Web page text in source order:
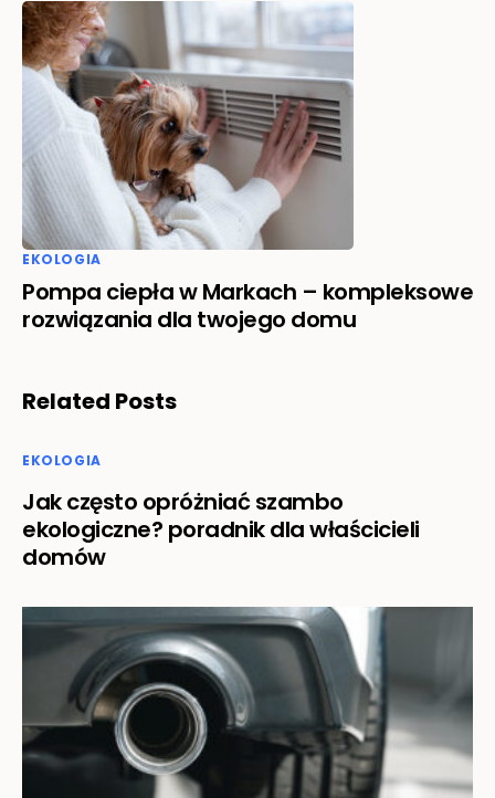
EKOLOGIA
Pompa ciepła w Markach – kompleksowe
rozwiązania dla twojego domu
Related Posts
EKOLOGIA
Jak często opróżniać szambo
ekologiczne? poradnik dla właścicieli
domów